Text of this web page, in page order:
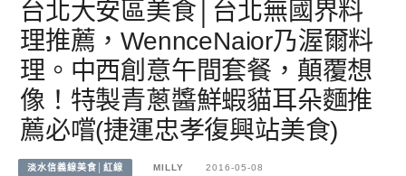
台北大安區美食│台北無國界料
理推薦，WennceNaior乃渥爾料
理。中西創意午間套餐，顛覆想
像！特製青蔥醬鮮蝦貓耳朵麵推
薦必嚐(捷運忠孝復興站美食)
淡水信義線美食│紅線 MILLY 2016-05-08